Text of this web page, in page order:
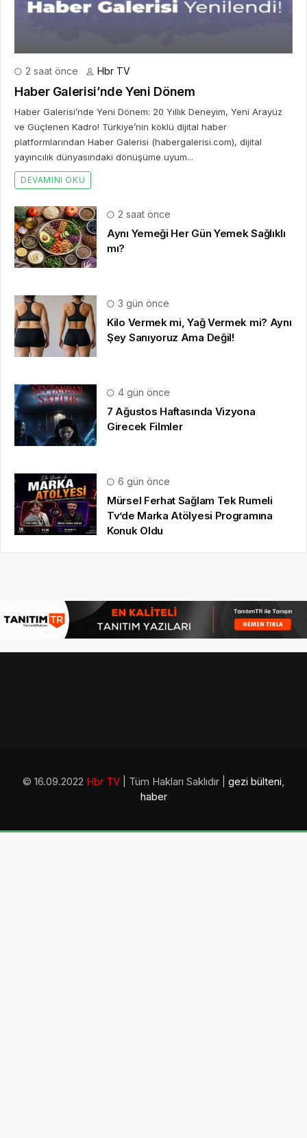
2 saat önce Hbr TV
Haber Galerisi’nde Yeni Dönem
Haber Galerisi’nde Yeni Dönem: 20 Yıllık Deneyim, Yeni Arayüz
ve Güçlenen Kadro! Türkiye’nin köklü dijital haber
platformlarından Haber Galerisi (habergalerisi.com), dijital
yayıncılık dünyasındaki dönüşüme uyum...
DEVAMINI OKU
2 saat önce
Aynı Yemeği Her Gün Yemek Sağlıklı
mı?
3 gün önce
Kilo Vermek mi, Yağ Vermek mi? Aynı
Şey Sanıyoruz Ama Değil!
4 gün önce
7 Ağustos Haftasında Vizyona
Girecek Filmler
6 gün önce
Mürsel Ferhat Sağlam Tek Rumeli
Tv’de Marka Atölyesi Programına
Konuk Oldu
© 16.09.2022 Hbr TV | Tüm Hakları Saklıdır | gezi bülteni,
haber